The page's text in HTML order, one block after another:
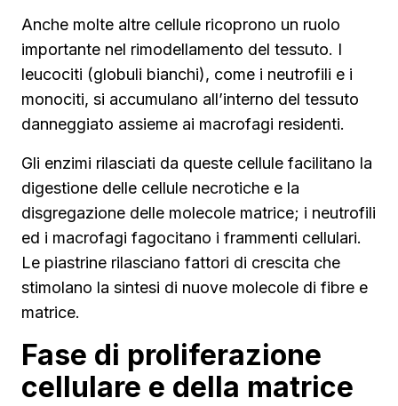
Anche molte altre cellule ricoprono un ruolo
importante nel rimodellamento del tessuto. I
leucociti (globuli bianchi), come i neutrofili e i
monociti, si accumulano all’interno del tessuto
danneggiato assieme ai macrofagi residenti.
Gli enzimi rilasciati da queste cellule facilitano la
digestione delle cellule necrotiche e la
disgregazione delle molecole matrice; i neutrofili
ed i macrofagi fagocitano i frammenti cellulari.
Le piastrine rilasciano fattori di crescita che
stimolano la sintesi di nuove molecole di fibre e
matrice.
Fase di proliferazione
cellulare e della matrice